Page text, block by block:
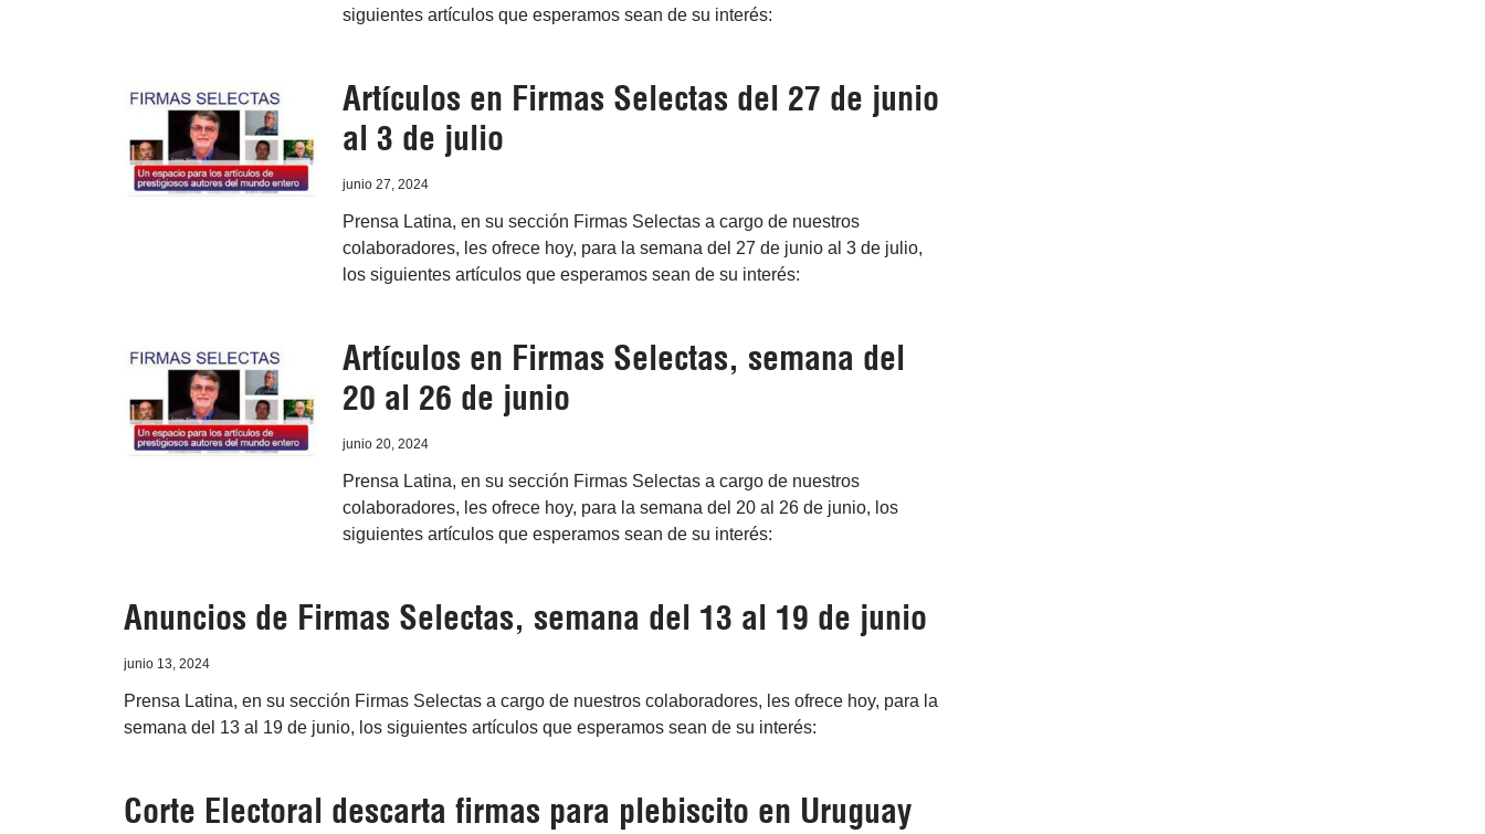
siguientes artículos que esperamos sean de su interés:
Artículos en Firmas Selectas del 27 de junio
al 3 de julio
junio 27, 2024
Prensa Latina, en su sección Firmas Selectas a cargo de nuestros
colaboradores, les ofrece hoy, para la semana del 27 de junio al 3 de julio,
los siguientes artículos que esperamos sean de su interés:
Artículos en Firmas Selectas, semana del
20 al 26 de junio
junio 20, 2024
Prensa Latina, en su sección Firmas Selectas a cargo de nuestros
colaboradores, les ofrece hoy, para la semana del 20 al 26 de junio, los
siguientes artículos que esperamos sean de su interés:
Anuncios de Firmas Selectas, semana del 13 al 19 de junio
junio 13, 2024
Prensa Latina, en su sección Firmas Selectas a cargo de nuestros colaboradores, les ofrece hoy, para la
semana del 13 al 19 de junio, los siguientes artículos que esperamos sean de su interés:
Corte Electoral descarta firmas para plebiscito en Uruguay